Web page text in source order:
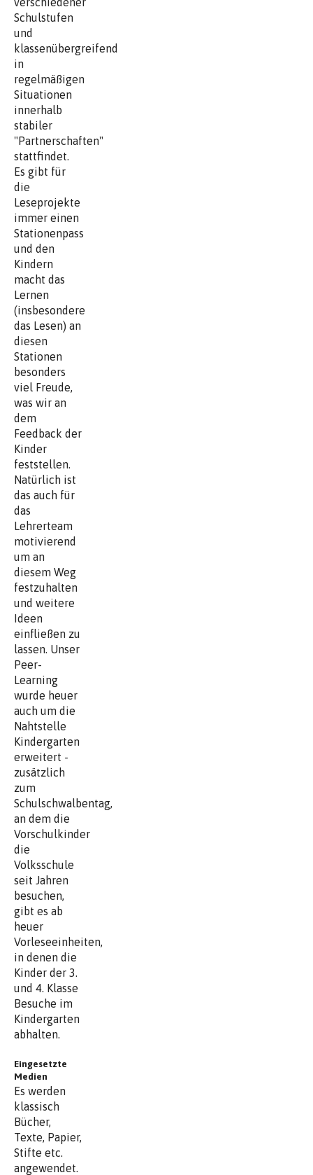
Schulstufen
und
klassenübergreifend
in
regelmäßigen
Situationen
innerhalb
stabiler
"Partnerschaften"
stattfindet.
Es gibt für
die
Leseprojekte
immer einen
Stationenpass
und den
Kindern
macht das
Lernen
(insbesondere
das Lesen) an
diesen
Stationen
besonders
viel Freude,
was wir an
dem
Feedback der
Kinder
feststellen.
Natürlich ist
das auch für
das
Lehrerteam
motivierend
um an
diesem Weg
festzuhalten
und weitere
Ideen
einfließen zu
lassen. Unser
Peer-
Learning
wurde heuer
auch um die
Nahtstelle
Kindergarten
erweitert -
zusätzlich
zum
Schulschwalbentag,
an dem die
Vorschulkinder
die
Volksschule
seit Jahren
besuchen,
gibt es ab
heuer
Vorleseeinheiten,
in denen die
Kinder der 3.
und 4. Klasse
Besuche im
Kindergarten
abhalten.
Eingesetzte
Medien
Es werden
klassisch
Bücher,
Texte, Papier,
Stifte etc.
angewendet.